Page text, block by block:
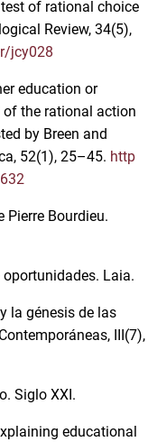
of rational choice
Review, 34(5),
jcy028
education or
the rational action
by Breen and
52(1), 25–45. http
Pierre Bourdieu.
Laia.
la génesis de las
III(7),
Siglo XXI.
educational